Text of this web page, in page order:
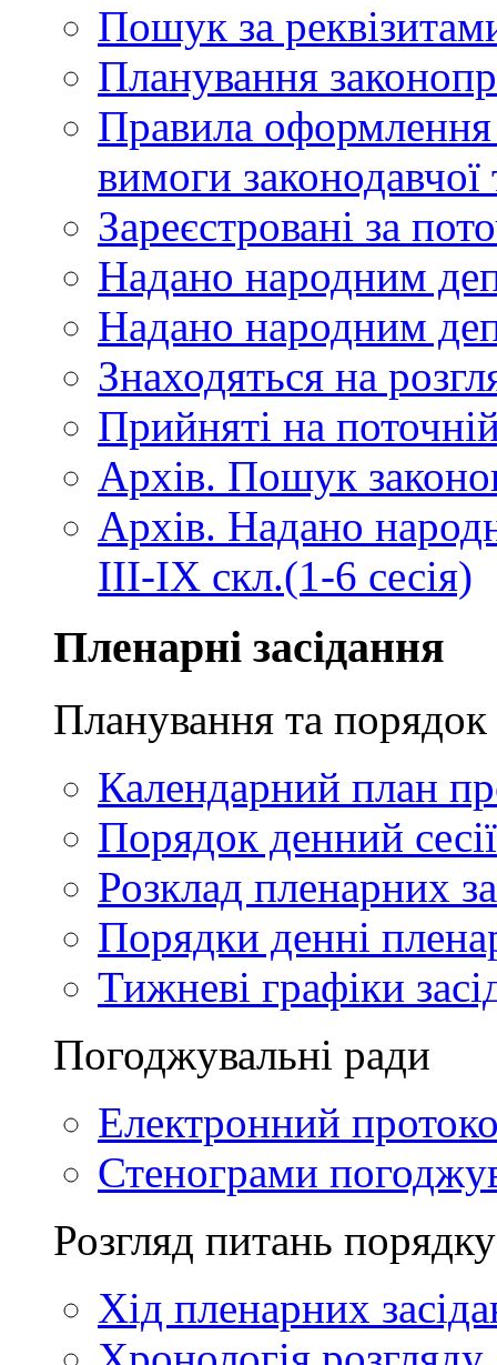
Пошук за
Планування
Правила оформлення
вимоги законодавчої
Зареєстровані за
Надано народним
Надано народним
Знаходяться на
Прийняті на поточній
Архів. Пошук
Архів. Надано
III-IX скл.(1-6 сесія)
Пленарні засідання
Планування та порядок
Календарний план
Порядок денний сесії
Розклад пленарних
Порядки денні
Тижневі графіки
Погоджувальні ради
Електронний
Стенограми
Розгляд питань
Хід пленарних